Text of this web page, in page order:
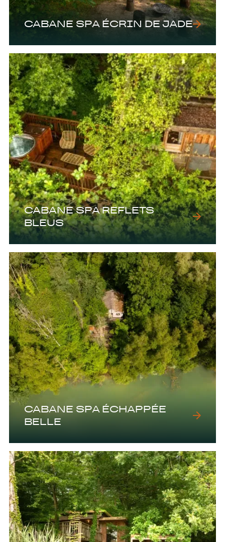
CABANE SPA ÉCRIN DE JADE
CABANE SPA REFLETS
BLEUS
CABANE SPA ÉCHAPPÉE
BELLE